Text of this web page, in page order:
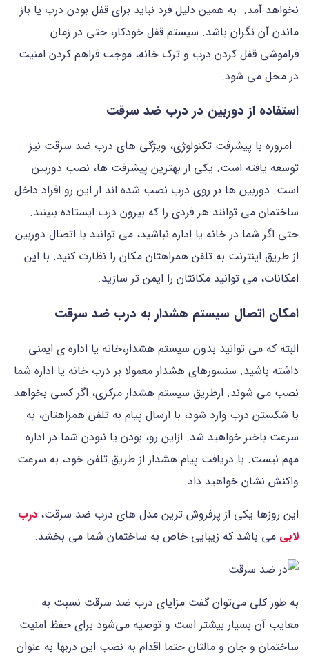
نخواهد آمد. به همین دلیل فرد نباید برای قفل بودن درب یا باز
ماندن آن نگران باشد. سیستم قفل خودکار، حتی در زمان
فراموشی قفل کردن درب و ترک خانه، موجب فراهم کردن امنیت
در محل می شود.
استفاده از دوربین در درب ضد سرقت
امروزه با پیشرفت تکنولوژی، ویژگی های درب ضد سرقت نیز
توسعه یافته است. یکی از بهترین پیشرفت ها، نصب دوربین
است. دوربین ها بر روی درب نصب شده اند از این رو افراد داخل
ساختمان می توانند هر فردی را که بیرون درب ایستاده ببینند.
حتی اگر شما در خانه یا اداره نباشید، می توانید با اتصال دوربین
از طریق اینترنت به تلفن همراهتان مکان را نظارت کنید. با این
امکانات، می توانید مکانتان را ایمن تر سازید.
امکان اتصال سیستم هشدار به درب ضد سرقت
البته که می توانید بدون سیستم هشدار،خانه یا اداره ی ایمنی
داشته باشید. سنسورهای هشدار معمولا بر درب خانه یا اداره شما
نصب می شوند. ازطریق سیستم هشدار مرکزی، اگر کسی بخواهد
با شکستن درب وارد شود، با ارسال پیام به تلفن همراهتان، به
سرعت باخبر خواهید شد. ازاین رو، بودن یا نبودن شما در اداره
مهم نیست. با دریافت پیام هشدار از طریق تلفن خود، به سرعت
واکنش نشان خواهید داد.
این روزها یکی از پرفروش ترین مدل های درب ضد سرقت، درب
لابی می باشد که زیبایی خاص به ساختمان شما می بخشد.
به طور کلی می‌توان گفت مزایای درب ضد سرقت نسبت به
معایب آن بسیار بیشتر است و توصیه می‌شود برای حفظ امنیت
ساختمان و جان و مالتان حتما اقدام به نصب این دربها به عنوان